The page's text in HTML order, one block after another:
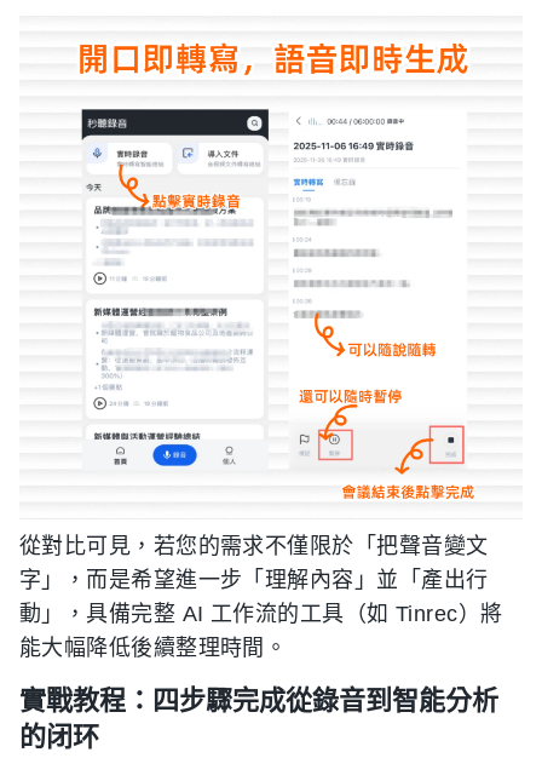
從對比可見，若您的需求不僅限於「把聲音變文
字」，而是希望進一步「理解內容」並「產出行
動」，具備完整 AI 工作流的工具（如 Tinrec）將
能大幅降低後續整理時間。
實戰教程：四步驟完成從錄音到智能分析
的闭环